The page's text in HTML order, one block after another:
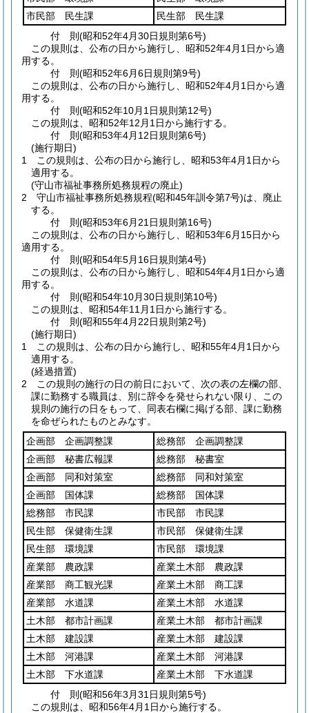
市民部 民生課
民生部 民生課
付 則(昭和52年4月30日規則第6号)
この規則は、公布の日から施行し、昭和52年4月1日から適
用する。
付 則(昭和52年6月6日規則第9号)
この規則は、公布の日から施行し、昭和52年4月1日から適
用する。
付 則(昭和52年10月1日規則第12号)
この規則は、昭和52年12月1日から施行する。
付 則(昭和53年4月12日規則第6号)
(施行期日)
1
この規則は、公布の日から施行し、昭和53年4月1日から
適用する。
(守山市福祉事務所処務規程の廃止)
2
守山市福祉事務所処務規程(昭和45年訓令第7号)は、廃止
する。
付 則(昭和53年6月21日規則第16号)
この規則は、公布の日から施行し、昭和53年6月15日から
適用する。
付 則(昭和54年5月16日規則第4号)
この規則は、公布の日から施行し、昭和54年4月1日から適
用する。
付 則(昭和54年10月30日規則第10号)
この規則は、昭和54年11月1日から施行する。
付 則(昭和55年4月22日規則第2号)
(施行期日)
1
この規則は、公布の日から施行し、昭和55年4月1日から
適用する。
(経過措置)
2
この規則の施行の日の前日において、次の表の左欄の部、
課に勤務する職員は、別に辞令を発せられない限り、この
規則の施行の日をもって、同表右欄に掲げる部、課に勤務
を命ぜられたものとみなす。
企画部 企画調整課
総務部 企画調整課
企画部 秘書広報課
総務部 秘書室
企画部 同和対策室
総務部 同和対策室
企画部 国体課
総務部 国体課
総務部 市民課
市民部 市民課
民生部 保健衛生課
市民部 保健衛生課
民生部 環境課
市民部 環境課
産業部 農政課
産業土木部 農政課
産業部 商工観光課
産業土木部 商工課
産業部 水道課
産業土木部 水道課
土木部 都市計画課
産業土木部 都市計画課
土木部 建設課
産業土木部 建設課
土木部 河港課
産業土木部 河港課
土木部 下水道課
産業土木部 下水道課
付 則(昭和56年3月31日規則第5号)
この規則は、昭和56年4月1日から施行する。